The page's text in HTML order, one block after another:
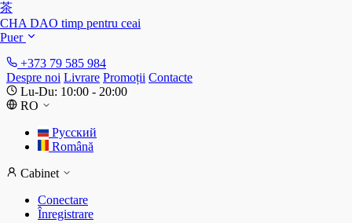
+373 79 585 984
Despre noi Livrare Promoții Contacte
Lu-Du: 10:00 - 20:00
RO
Русский
Română
Cabinet
Conectare
Înregistrare
茶
CHA DAO timp pentru ceai
Puer